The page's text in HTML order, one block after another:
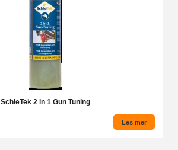
SchleTek 2 in 1 Gun Tuning
Les mer